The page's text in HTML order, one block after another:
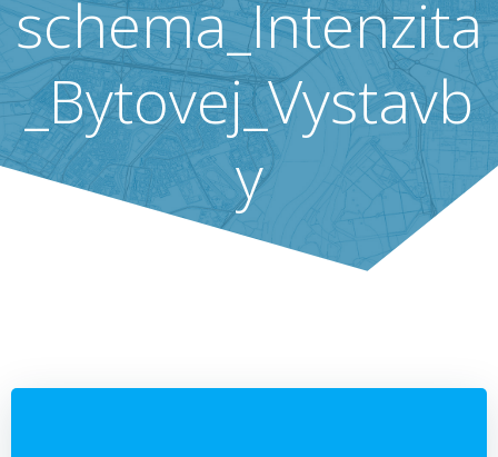
schema_Intenzita
_Bytovej_Vystavb
y